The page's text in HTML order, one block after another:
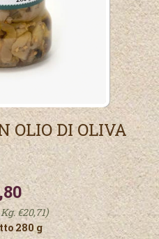
OLIO DI OLIVA
€20,71)
280 g